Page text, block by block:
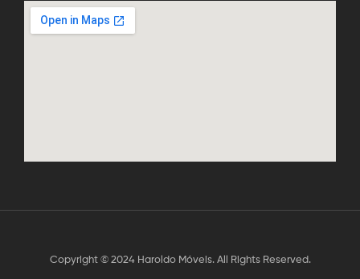
Copyright © 2024 Haroldo Móveis. All Rights Reserved.